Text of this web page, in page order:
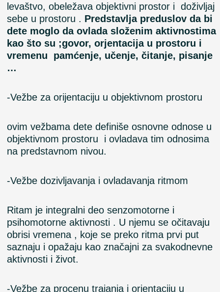
levaštvo, obeležava objektivni prostor i doživljaj
sebe u prostoru . Predstavlja preduslov da bi
dete moglo da ovlada složenim aktivnostima
kao što su ;govor, orjentacija u prostoru i
vremenu pamćenje, učenje, čitanje, pisanje
…
-Vežbe za orijentaciju u objektivnom prostoru
ovim vežbama dete definiše osnovne odnose u
objektivnom prostoru i ovladava tim odnosima
na predstavnom nivou.
-Vežbe dozivljavanja i ovladavanja ritmom
Ritam je integralni deo senzomotorne i
psihomotorne aktivnosti . U njemu se očitavaju
obrisi vremena , koje se preko ritma prvi put
saznaju i opažaju kao značajni za svakodnevne
aktivnosti i život.
-Vežbe za procenu trajanja i orjentaciju u